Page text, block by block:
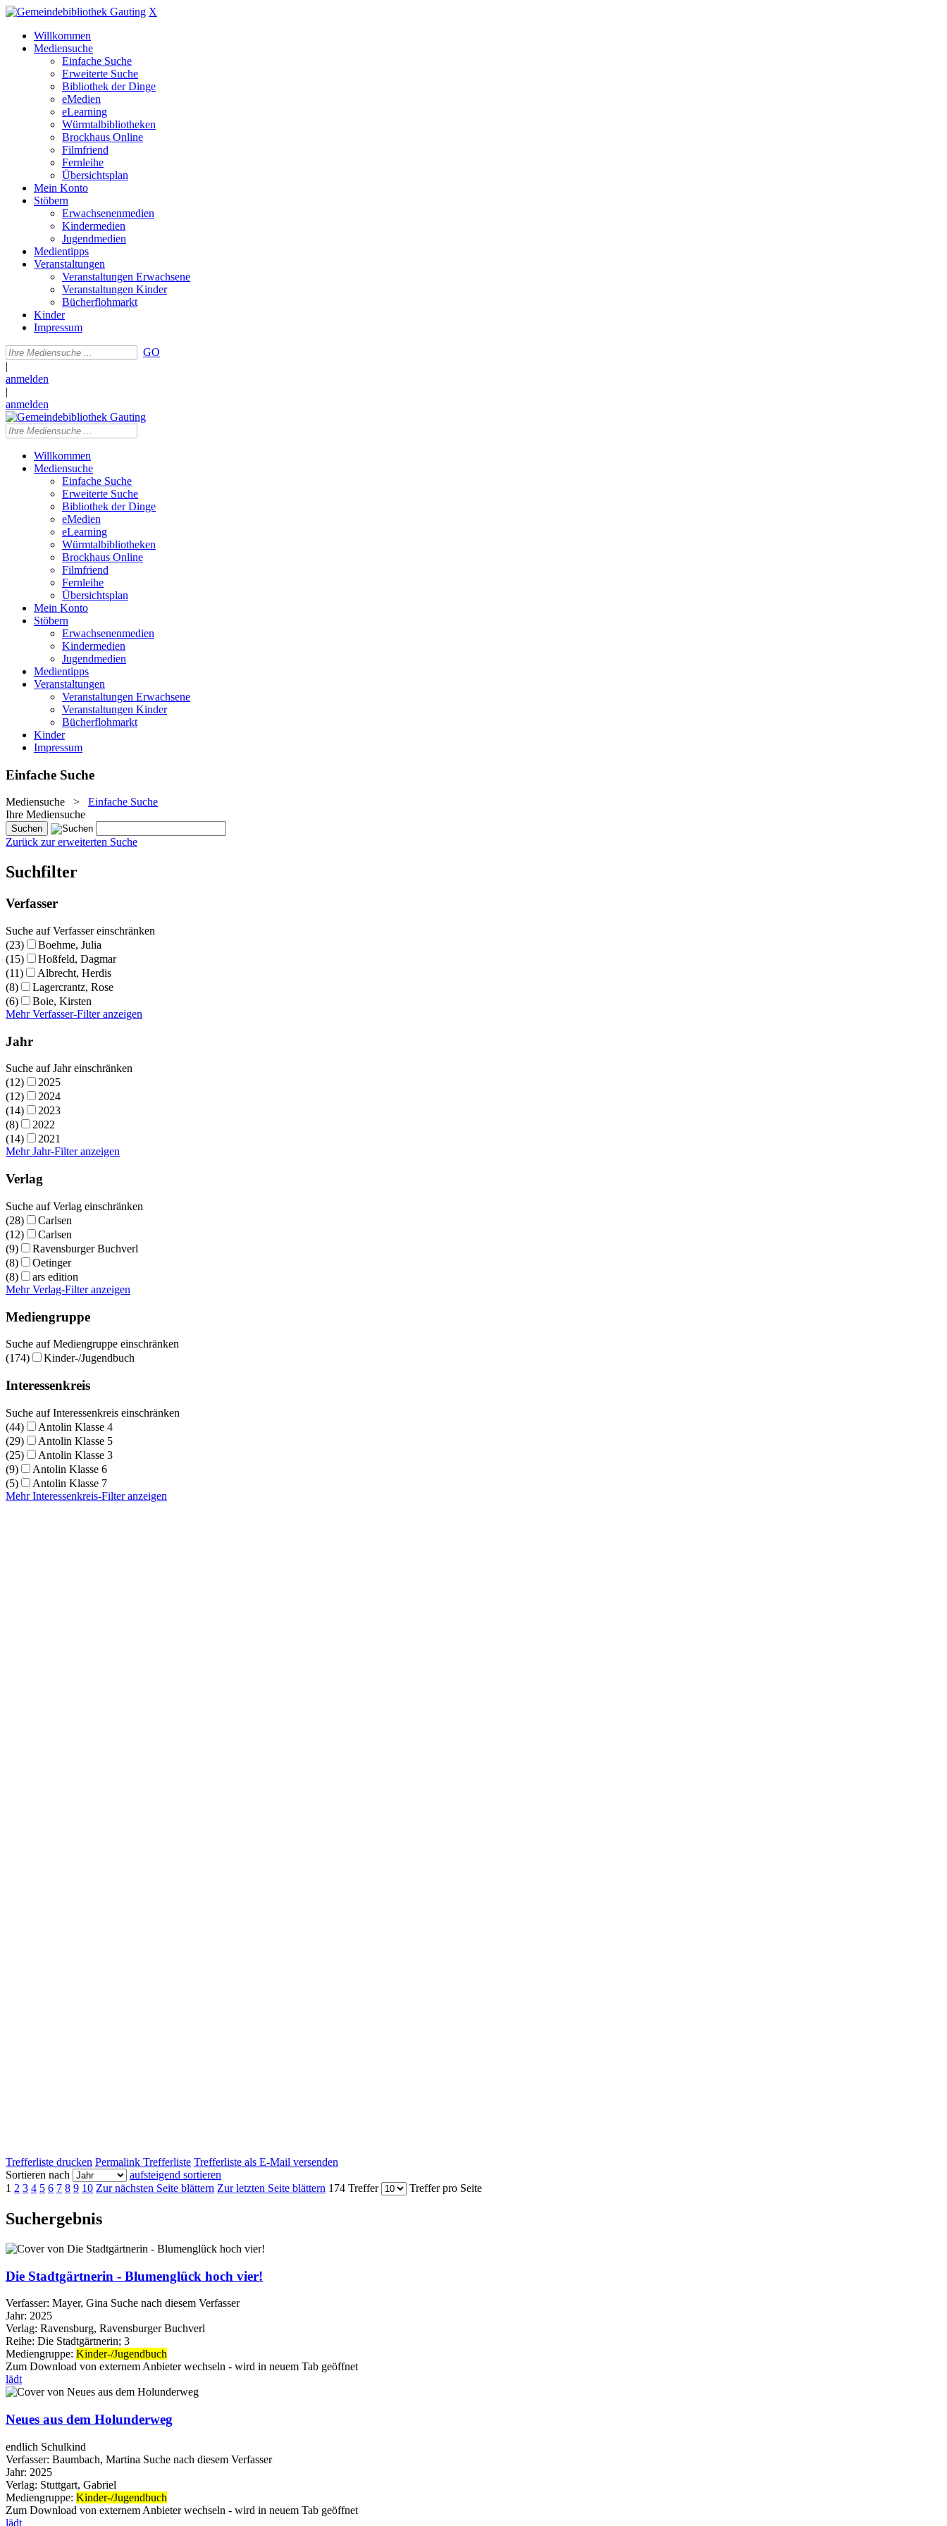
X
Willkommen
Mediensuche
Einfache Suche
Erweiterte Suche
Bibliothek der Dinge
eMedien
eLearning
Würmtalbibliotheken
Brockhaus Online
Filmfriend
Fernleihe
Übersichtsplan
Mein Konto
Stöbern
Erwachsenenmedien
Kindermedien
Jugendmedien
Medientipps
Veranstaltungen
Veranstaltungen Erwachsene
Veranstaltungen Kinder
Bücherflohmarkt
Kinder
Impressum
GO
|
anmelden
|
anmelden
Willkommen
Mediensuche
Einfache Suche
Erweiterte Suche
Bibliothek der Dinge
eMedien
eLearning
Würmtalbibliotheken
Brockhaus Online
Filmfriend
Fernleihe
Übersichtsplan
Mein Konto
Stöbern
Erwachsenenmedien
Kindermedien
Jugendmedien
Medientipps
Veranstaltungen
Veranstaltungen Erwachsene
Veranstaltungen Kinder
Bücherflohmarkt
Kinder
Impressum
Einfache Suche
Mediensuche > Einfache Suche
Ihre Mediensuche
Zurück zur erweiterten Suche
Suchfilter
Verfasser
Suche auf Verfasser einschränken
(23)
Boehme, Julia
(15)
Hoßfeld, Dagmar
(11)
Albrecht, Herdis
(8)
Lagercrantz, Rose
(6)
Boie, Kirsten
Mehr Verfasser-Filter anzeigen
Jahr
Suche auf Jahr einschränken
(12)
2025
(12)
2024
(14)
2023
(8)
2022
(14)
2021
Mehr Jahr-Filter anzeigen
Verlag
Suche auf Verlag einschränken
(28)
Carlsen
(12)
Carlsen
(9)
Ravensburger Buchverl
(8)
Oetinger
(8)
ars edition
Mehr Verlag-Filter anzeigen
Mediengruppe
Suche auf Mediengruppe einschränken
(174)
Kinder-/Jugendbuch
Interessenkreis
Suche auf Interessenkreis einschränken
(44)
Antolin Klasse 4
(29)
Antolin Klasse 5
(25)
Antolin Klasse 3
(9)
Antolin Klasse 6
(5)
Antolin Klasse 7
Mehr Interessenkreis-Filter anzeigen
Trefferliste drucken Permalink Trefferliste Trefferliste als E-Mail versenden
Sortieren nach
aufsteigend sortieren
1 2 3 4 5 6 7 8 9 10 Zur nächsten Seite blättern Zur letzten Seite blättern 174 Treffer Treffer pro Seite
Suchergebnis
Die Stadtgärtnerin - Blumenglück hoch vier!
Verfasser: Mayer, Gina Suche nach diesem Verfasser
Jahr: 2025
Verlag: Ravensburg, Ravensburger Buchverl
Reihe: Die Stadtgärtnerin; 3
Mediengruppe: Kinder-/Jugendbuch
Zum Download von externem Anbieter wechseln - wird in neuem Tab geöffnet
lädt
Neues aus dem Holunderweg
endlich Schulkind
Verfasser: Baumbach, Martina Suche nach diesem Verfasser
Jahr: 2025
Verlag: Stuttgart, Gabriel
Mediengruppe: Kinder-/Jugendbuch
Zum Download von externem Anbieter wechseln - wird in neuem Tab geöffnet
lädt